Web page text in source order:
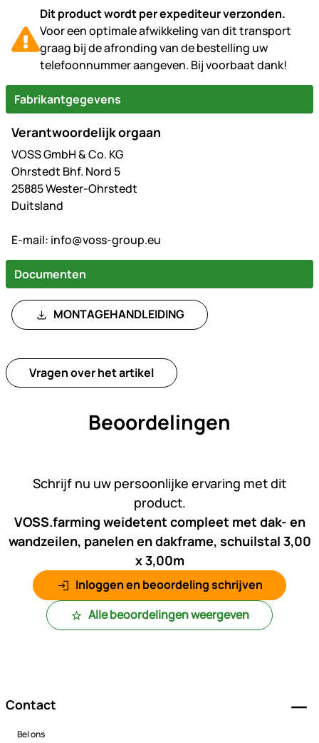
Dit product wordt per expediteur verzonden.
Voor een optimale afwikkeling van dit transport
graag bij de afronding van de bestelling uw
telefoonnummer aangeven. Bij voorbaat dank!
Fabrikantgegevens
Verantwoordelijk orgaan
VOSS GmbH & Co. KG
Ohrstedt Bhf. Nord 5
25885 Wester-Ohrstedt
Duitsland
E-mail: info@voss-group.eu
Documenten
MONTAGEHANDLEIDING
Vragen over het artikel
Beoordelingen
Schrijf nu uw persoonlijke ervaring met dit
product.
VOSS.farming weidetent compleet met dak- en
wandzeilen, panelen en dakframe, schuilstal 3,00
x 3,00m
Inloggen en beoordeling schrijven
Alle beoordelingen weergeven
Contact
Bel ons